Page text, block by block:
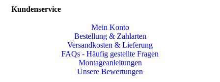
Kundenservice
Mein Konto
Bestellung & Zahlarten
Versandkosten & Lieferung
FAQs - Häufig gestellte Fragen
Montageanleitungen
Unsere Bewertungen